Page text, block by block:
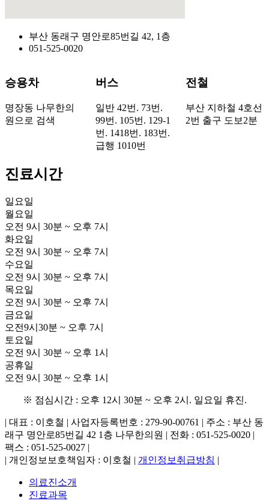
부산 동래구 명안로85번길 42, 1층
051-525-0020
승용차
명장동 나무한의
원으로 검색
버스
일반 42번. 73번.
99번. 105번. 129-1
번. 1418번. 183번.
급행 1010번
전철
부산 지하철 4호선
2번 출구 도보2분
진료시간
일요일
월요일
오전 9시 30분 ~ 오후 7시
화요일
오전 9시 30분 ~ 오후 7시
수요일
오전 9시 30분 ~ 오후 7시
목요일
오전 9시 30분 ~ 오후 7시
금요일
오전9시30분 ~ 오후 7시
토요일
오전 9시 30분 ~ 오후 1시
공휴일
오전 9시 30분 ~ 오후 1시
※ 점심시간 : 오후 12시 30분 ~ 오후 2시. 일요일 휴진.
| 대표 : 이호철 | 사업자등록번호 : 279-90-00761 | 주소 : 부산 동
래구 명안로85번길 42 1층 나무한의원 | 전화 : 051-525-0020 |
팩스 : 051-525-0027 |
| 개인정보보호책임자 : 이호철 | 개인정보취급방침 |
의료진소개
진료과목